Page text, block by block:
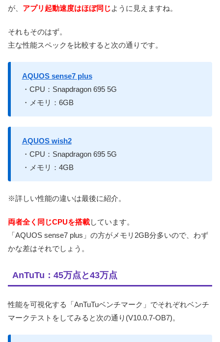
が、 アプリ起動速度はほぼ同じように見えますね。
それもそのはず。
主な性能スペックを比較すると次の通りです。
AQUOS sense7 plus
・CPU：Snapdragon 695 5G
・メモリ：6GB
AQUOS wish2
・CPU：Snapdragon 695 5G
・メモリ：4GB
※詳しい性能の違いは最後に紹介。
両者全く同じCPUを搭載しています。
「AQUOS sense7 plus」の方がメモリ2GB分多いので、わず
かな差はそれでしょう。
AnTuTu：45万点と43万点
性能を可視化する「AnTuTuベンチマーク」でそれぞれベンチ
マークテストをしてみると次の通り(V10.0.7-OB7)。